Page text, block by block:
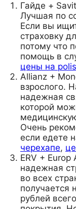
Гайде +
Лучшая по
Если вы
страховку
потому что
помощь в
цены на
Allianz +
взрослого.
надежная
которой
Очень
если едете
черехапе,
ERV + Europ
надежная
во всех
получается
рублей